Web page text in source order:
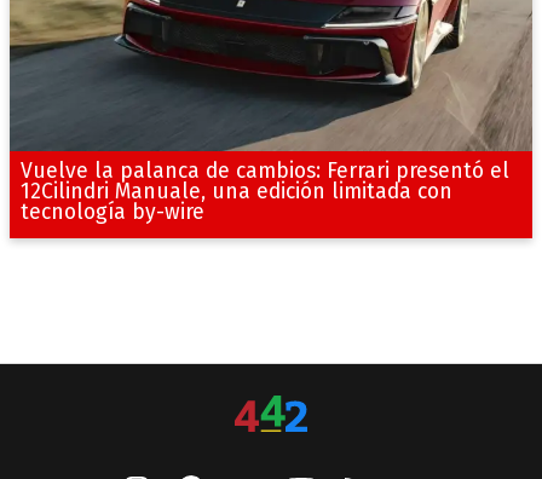
Vuelve la palanca de cambios: Ferrari presentó el
12Cilindri Manuale, una edición limitada con
tecnología by-wire